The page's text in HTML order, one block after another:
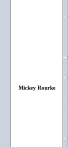
Mickey Rourke